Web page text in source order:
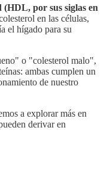
por sus siglas en
en las células,
el hígado para su
o "colesterol malo",
ambas cumplen un
de nuestro
a explorar más en
derivar en